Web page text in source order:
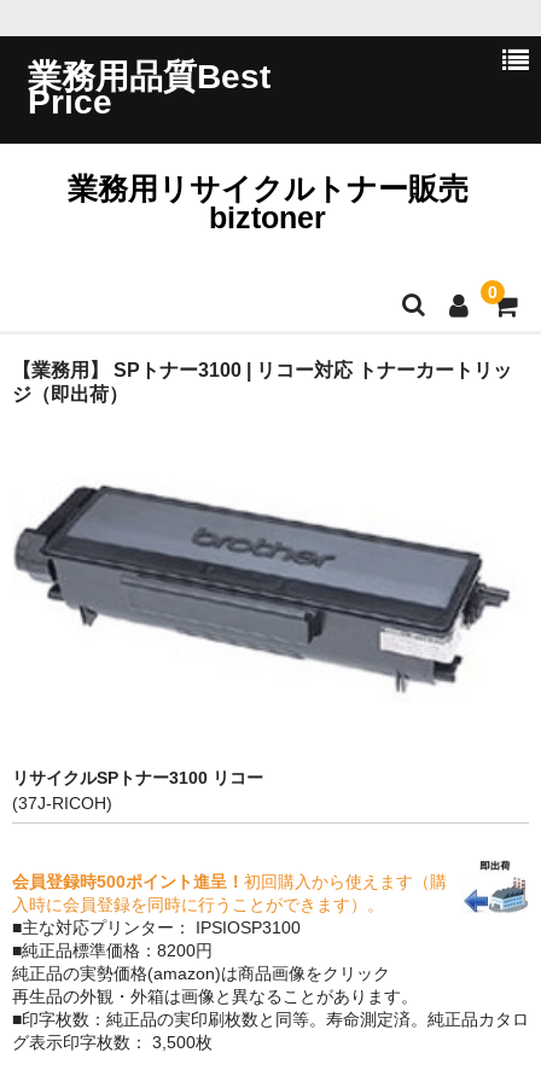
業務用品質Best
Price
業務用リサイクルトナー販売
biztoner
0
ホーム
問い合わせ
PrivacyPolicy
特定商取引法に基づく表示
トナー・ドラム交換・修理
プリンタ補償
貴社都合返品
動画で分かる
購入ガイド
トナーの種類と比較
【業務用】 SPトナー3100 | リコー対応 トナーカートリッ
ジ（即出荷）
リサイクルSPトナー3100 リコー
(37J-RICOH)
会員登録時500ポイント進呈！ 初回購入から使えます（購
入時に会員登録を同時に行うことができます）。
■主な対応プリンター： IPSIOSP3100
■純正品標準価格：8200円
純正品の実勢価格(amazon)は商品画像をクリック
再生品の外観・外箱は画像と異なることがあります。
■印字枚数：純正品の実印刷枚数と同等。寿命測定済。純正品カタロ
グ表示印字枚数： 3,500枚